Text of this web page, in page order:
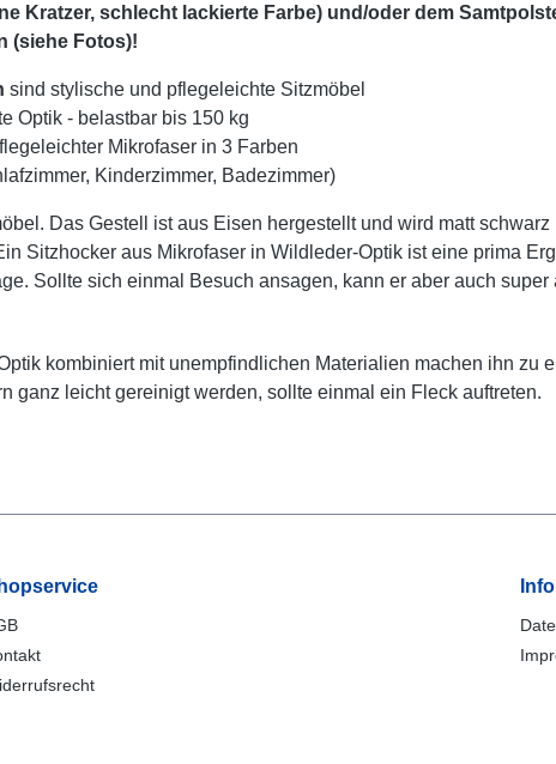
Kratzer, schlecht lackierte Farbe) und/oder dem
(siehe Fotos)!
sind stylische und pflegeleichte Sitzmöbel
Optik - belastbar bis 150 kg
Mikrofaser in 3 Farben
Kinderzimmer, Badezimmer)
Das Gestell ist aus Eisen hergestellt und wird matt
Sitzhocker aus Mikrofaser in Wildleder-Optik ist eine prima
Sollte sich einmal Besuch ansagen, kann er aber auch
kombiniert mit unempfindlichen Materialien machen ihn zu
ganz leicht gereinigt werden, sollte einmal ein Fleck auftreten.